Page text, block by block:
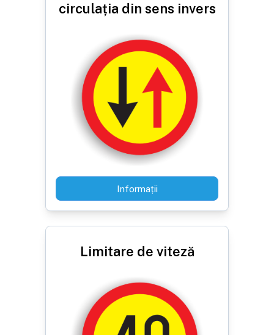
circulația din sens invers
Informații
Limitare de viteză